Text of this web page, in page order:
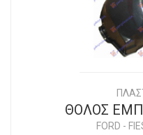
ΘΟΛΟΣ
FORD -